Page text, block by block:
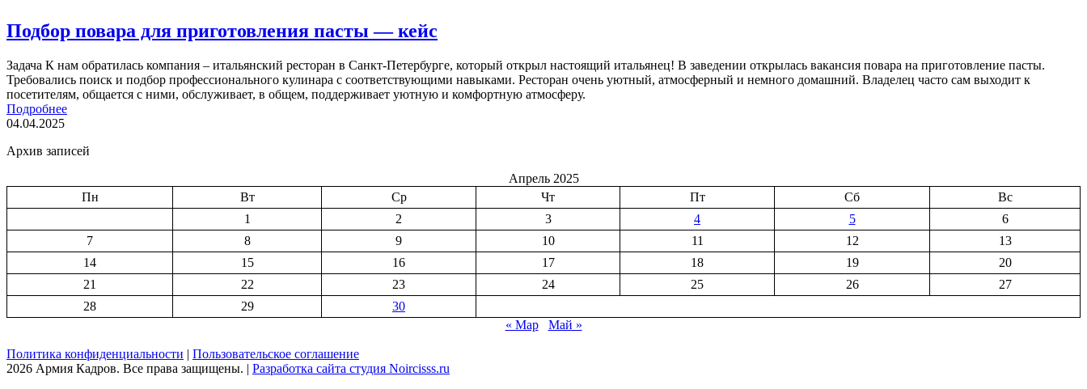
Подбор повара для приготовления пасты — кейс
Задача К нам обратилась компания – итальянский ресторан в Санкт-Петербурге, который открыл настоящий итальянец! В заведении открылась вакансия повара на приготовление пасты.
Требовались поиск и подбор профессионального кулинара с соответствующими навыками. Ресторан очень уютный, атмосферный и немного домашний. Владелец часто сам выходит к
посетителям, общается с ними, обслуживает, в общем, поддерживает уютную и комфортную атмосферу.
Подробнее
04.04.2025
Архив записей
Апрель 2025
Пн
Вт Ср Чт Пт Сб
Вс
1
2 3 4 5
6
7
8 9 10 11 12
13
14
15 16 17 18 19
20
21
22 23 24 25 26
27
28
29
30
« Мар
Май »
Политика конфиденциальности | Пользовательское соглашение
2026 Армия Кадров. Все права защищены. | Разработка сайта студия Noircisss.ru